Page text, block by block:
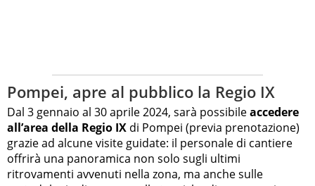
Pompei, apre al pubblico la Regio IX
Dal 3 gennaio al 30 aprile 2024, sarà possibileaccedere
all’area della Regio IX di Pompei (previa prenotazione)
grazie ad alcune visite guidate: il personale di cantiere
offrirà una panoramica non solo sugli ultimi
ritrovamenti avvenuti nella zona, ma anche sulle